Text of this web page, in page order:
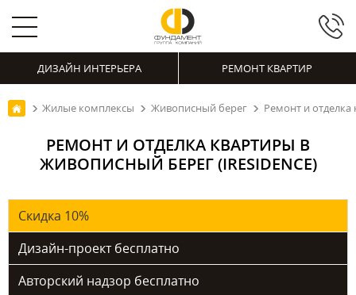
ДИЗАЙН ИНТЕРЬЕРА РЕМОНТ КВАРТИР
Жилые комплексы Живописный берег Ремонт и
РЕМОНТ И ОТДЕЛКА КВАРТИРЫ В
ЖИВОПИСНЫЙ БЕРЕГ (IRESIDENCE)
Скидка 10%
Дизайн-проект бесплатно
Авторский надзор бесплатно